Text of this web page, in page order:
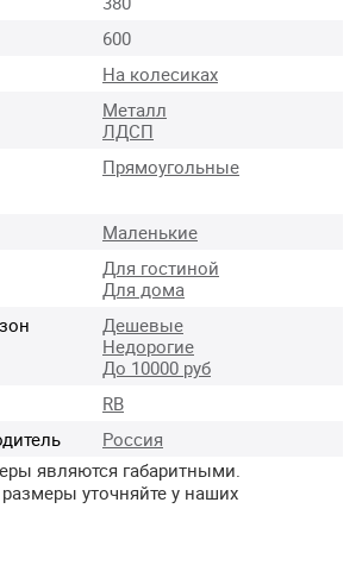
600
На колесиках
Металл
ЛДСП
Прямоугольные
Маленькие
Для гостиной
Для дома
Дешевые
Недорогие
До 10000 руб
RB
Россия
являются габаритными.
уточняйте у наших